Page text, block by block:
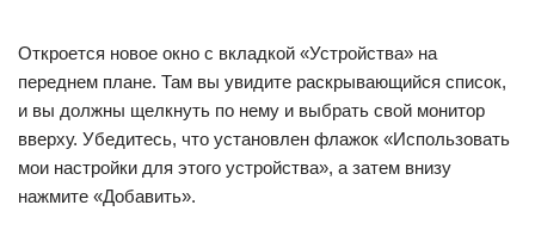
Откроется новое окно с вкладкой «Устройства» на
переднем плане. Там вы увидите раскрывающийся список,
и вы должны щелкнуть по нему и выбрать свой монитор
вверху. Убедитесь, что установлен флажок «Использовать
мои настройки для этого устройства», а затем внизу
нажмите «Добавить».